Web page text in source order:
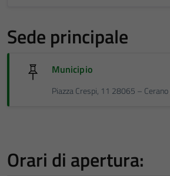
Sede principale
Municipio
Piazza Crespi, 11 28065 – Cerano
Orari di apertura: